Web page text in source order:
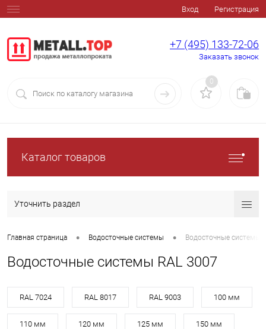
Вход Регистрация
+7 (495) 133-72-06
Заказать звонок
0
Каталог товаров
Уточнить раздел
Главная страница • Водосточные системы • Водосточные системы
Водосточные системы RAL 3007
RAL 7024 RAL 8017 RAL 9003 100 мм
110 мм 120 мм 125 мм 150 мм